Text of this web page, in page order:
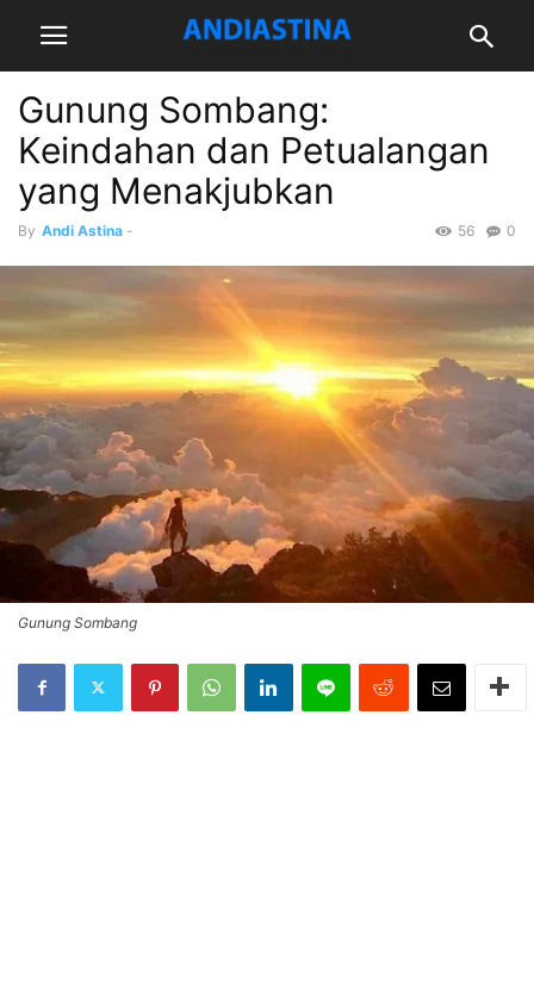
Gunung Sombang:
Keindahan dan Petualangan
yang Menakjubkan
By Andi Astina - 0
56
Gunung Sombang